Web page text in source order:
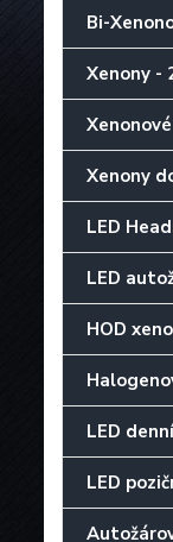
Bi-
Xenony -
Xenony
LED
LED
HOD
LED
LED